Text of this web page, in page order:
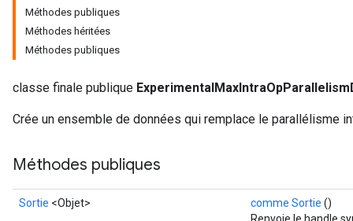
Méthodes publiques
Méthodes héritées
Méthodes publiques
classe finale publique
Crée un ensemble de données qui remplace le parallélisme
Méthodes publiques
Sortie <Objet> comme Sortie ()